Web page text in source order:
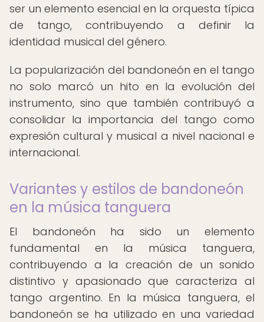
ser un elemento esencial en la orquesta típica
de tango, contribuyendo a definir la
identidad musical del género.
La popularización del bandoneón en el tango
no solo marcó un hito en la evolución del
instrumento, sino que también contribuyó a
consolidar la importancia del tango como
expresión cultural y musical a nivel nacional e
internacional.
Variantes y estilos de bandoneón
en la música tanguera
El bandoneón ha sido un elemento
fundamental en la música tanguera,
contribuyendo a la creación de un sonido
distintivo y apasionado que caracteriza al
tango argentino. En la música tanguera, el
bandoneón se ha utilizado en una variedad